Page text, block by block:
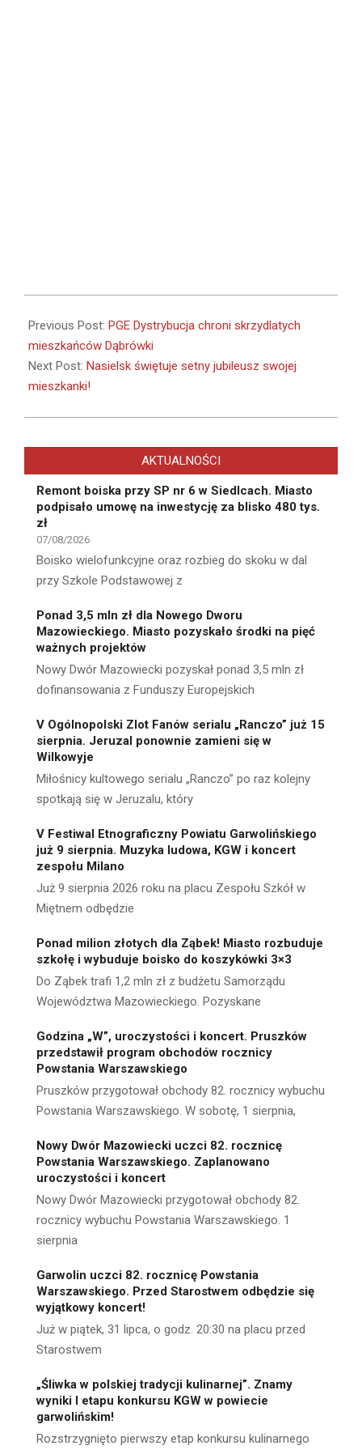
03-
06
Previous Post: PGE Dystrybucja chroni skrzydlatych
mieszkańców Dąbrówki
Next Post: Nasielsk świętuje setny jubileusz swojej
mieszkanki!
AKTUALNOŚCI
Remont boiska przy SP nr 6 w Siedlcach. Miasto
podpisało umowę na inwestycję za blisko 480 tys.
zł
07/08/2026
Boisko wielofunkcyjne oraz rozbieg do skoku w dal
przy Szkole Podstawowej z
Ponad 3,5 mln zł dla Nowego Dworu
Mazowieckiego. Miasto pozyskało środki na pięć
ważnych projektów
Nowy Dwór Mazowiecki pozyskał ponad 3,5 mln zł
dofinansowania z Funduszy Europejskich
V Ogólnopolski Zlot Fanów serialu „Ranczo” już 15
sierpnia. Jeruzal ponownie zamieni się w
Wilkowyje
Miłośnicy kultowego serialu „Ranczo” po raz kolejny
spotkają się w Jeruzalu, który
V Festiwal Etnograficzny Powiatu Garwolińskiego
już 9 sierpnia. Muzyka ludowa, KGW i koncert
zespołu Milano
Już 9 sierpnia 2026 roku na placu Zespołu Szkół w
Miętnem odbędzie
Ponad milion złotych dla Ząbek! Miasto rozbuduje
szkołę i wybuduje boisko do koszykówki 3×3
Do Ząbek trafi 1,2 mln zł z budżetu Samorządu
Województwa Mazowieckiego. Pozyskane
Godzina „W”, uroczystości i koncert. Pruszków
przedstawił program obchodów rocznicy
Powstania Warszawskiego
Pruszków przygotował obchody 82. rocznicy wybuchu
Powstania Warszawskiego. W sobotę, 1 sierpnia,
Nowy Dwór Mazowiecki uczci 82. rocznicę
Powstania Warszawskiego. Zaplanowano
uroczystości i koncert
Nowy Dwór Mazowiecki przygotował obchody 82.
rocznicy wybuchu Powstania Warszawskiego. 1
sierpnia
Garwolin uczci 82. rocznicę Powstania
Warszawskiego. Przed Starostwem odbędzie się
wyjątkowy koncert!
Już w piątek, 31 lipca, o godz. 20:30 na placu przed
Starostwem
„Śliwka w polskiej tradycji kulinarnej”. Znamy
wyniki I etapu konkursu KGW w powiecie
garwolińskim!
Rozstrzygnięto pierwszy etap konkursu kulinarnego